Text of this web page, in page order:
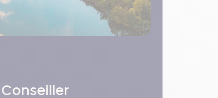
Conseiller